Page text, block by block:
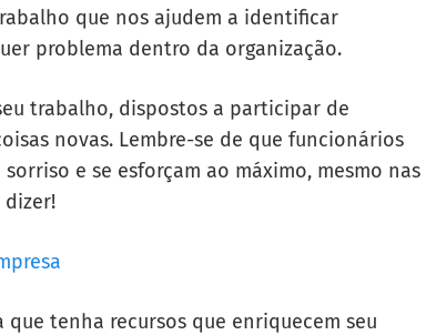
que nos ajudem a identificar
problema dentro da organização.
trabalho, dispostos a participar de
novas. Lembre-se de que funcionários
e se esforçam ao máximo, mesmo nas
dizer!
tenha recursos que enriquecem seu